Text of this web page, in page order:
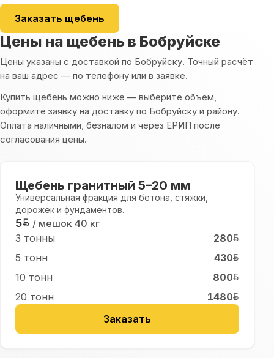
Заказать щебень
Цены на щебень в Бобруйске
Цены указаны с доставкой по Бобруйску. Точный расчёт
на ваш адрес — по телефону или в заявке.
Купить щебень можно ниже — выберите объём,
оформите заявку на доставку по Бобруйску и району.
Оплата наличными, безналом и через ЕРИП после
согласования цены.
Щебень гранитный 5–20 мм
Универсальная фракция для бетона, стяжки,
дорожек и фундаментов.
5 / мешок40 кг
3 тонны
280
5 тонн
430
10 тонн
800
20 тонн
1480
Заказать